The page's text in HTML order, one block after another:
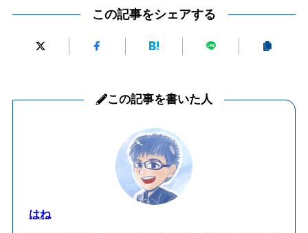
この記事をシェアする
この記事を書いた人
はね